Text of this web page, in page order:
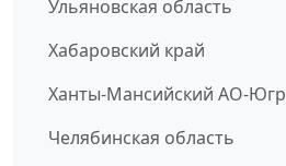
Ульяновская область
Хабаровский край
Ханты-Мансийский АО-
Челябинская область